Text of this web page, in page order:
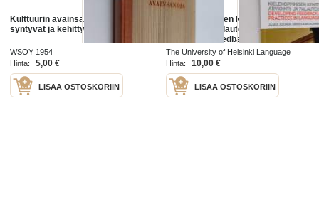
Kulttuurin avainsanoja : miten ne
syntyvät ja kehittyvät
WSOY 1954
Hinta:
5,00 €
LISÄÄ OSTOSKORIIN
Kielenoppimisen kehittyvät
arviointi- ja palautekäytänteet =
Developing feedback and
assessment practices in language
learning
The University of Helsinki Language
Centre 2018
Hinta: 10,00 €
LISÄÄ OSTOSKORIIN